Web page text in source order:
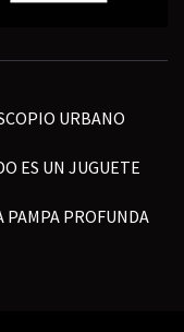
URBANO
ES UN JUGUETE
PAMPA PROFUNDA